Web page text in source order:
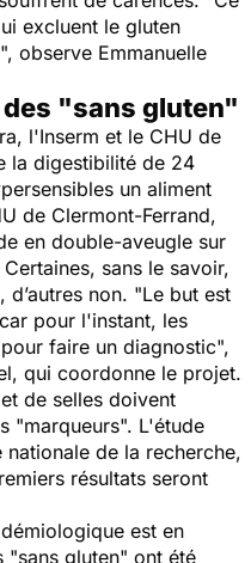
excluent le gluten
", observe Emmanuelle
"sans gluten"
l'Inserm et le CHU de
la digestibilité de 24
un aliment
de Clermont-Ferrand,
en double-aveugle sur
sans le savoir,
d’autres non. "Le but est
pour l'instant, les
faire un diagnostic",
qui coordonne le projet.
de selles doivent
"marqueurs". L'étude
de la recherche,
résultats seront
est en
"sans gluten" ont été